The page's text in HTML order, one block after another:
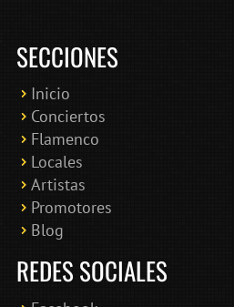
SECCIONES
Inicio
Conciertos
Flamenco
Locales
Artistas
Promotores
Blog
REDES SOCIALES